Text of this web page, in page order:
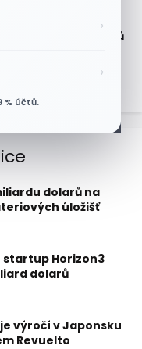
›
›
% účtů.
přidal indexu
3,5 bilionu dolarů
dolarů na
úložišť
Horizon3
dolarů
výročí v Japonsku
Revuelto